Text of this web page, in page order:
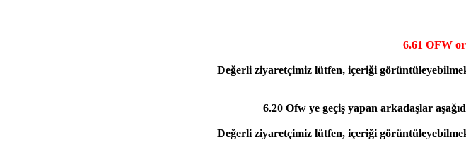
6.61 OFW
Değerli ziyaretçimiz lütfen, içeriği
6.20 Ofw ye geçiş yapan arkadaşlar
Değerli ziyaretçimiz lütfen, içeriği